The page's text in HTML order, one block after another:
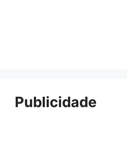
Publicidade